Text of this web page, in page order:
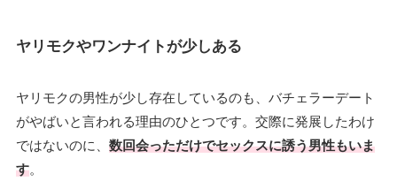
ヤリモクやワンナイトが少しある
ヤリモクの男性が少し存在しているのも、バチェラーデート
がやばいと言われる理由のひとつです。交際に発展したわけ
ではないのに、 数回会っただけでセックスに誘う男性もいま
す。